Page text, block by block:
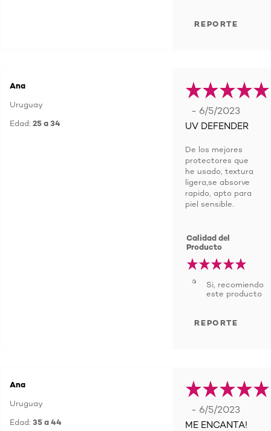
REPORTE
Ana
Uruguay
Edad: 25 a 34
- 6/5/2023
UV DEFENDER
De los mejores
protectores que
he usado, textura
ligera,se absorve
rapido, apto para
piel sensible.
Calidad del
Producto
Si, recomiendo
este producto
REPORTE
Ana
Uruguay
Edad: 35 a 44
- 6/5/2023
ME ENCANTA!